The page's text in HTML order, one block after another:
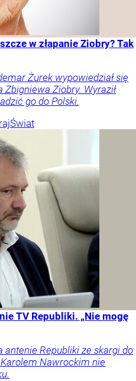
w złapanie Ziobry? Tak
Żurek wypowiedział się
Ziobry. Wyraził
go do Polski.
Świat
TV Republiki. „Nie mogę
antenie Republiki ze skargi do
Nawrockim nie